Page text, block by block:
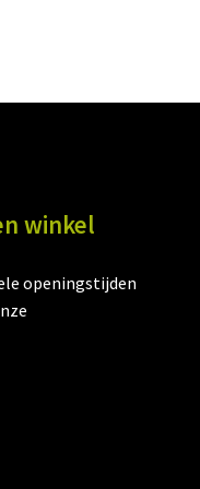
winkel
openingstijden